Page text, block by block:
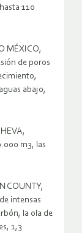
110
MÉXICO,
de poros
abajo,
m3, las
COUNTY,
intensas
la ola de
1,3